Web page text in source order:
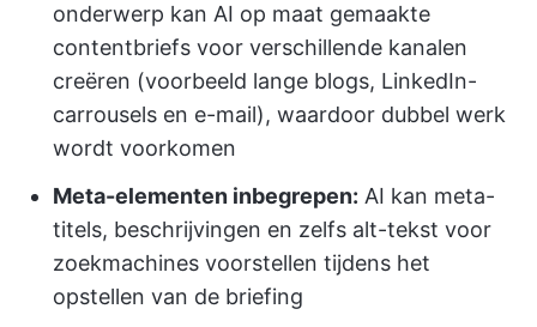
onderwerp kan AI op maat gemaakte
contentbriefs voor verschillende kanalen
creëren (voorbeeld lange blogs, LinkedIn-
carrousels en e-mail), waardoor dubbel werk
wordt voorkomen
Meta-elementen inbegrepen: AI kan meta-
titels, beschrijvingen en zelfs alt-tekst voor
zoekmachines voorstellen tijdens het
opstellen van de briefing